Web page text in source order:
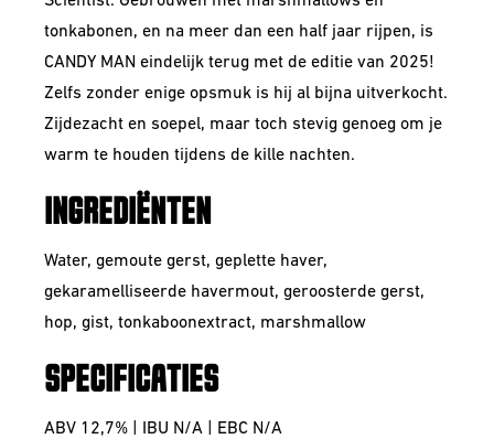
tonkabonen, en na meer dan een half jaar rijpen, is
CANDY MAN eindelijk terug met de editie van 2025!
Zelfs zonder enige opsmuk is hij al bijna uitverkocht.
Zijdezacht en soepel, maar toch stevig genoeg om je
warm te houden tijdens de kille nachten.
INGREDIËNTEN
Water, gemoute gerst, geplette haver,
gekaramelliseerde havermout, geroosterde gerst,
hop, gist, tonkaboonextract, marshmallow
SPECIFICATIES
ABV 12,7% | IBU N/A | EBC N/A